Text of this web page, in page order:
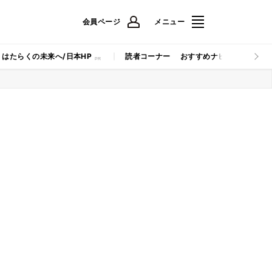
会員ページ メニュー
はたらくの未来へ/日本HP 読者コーナー おすすめナビ マイナビ